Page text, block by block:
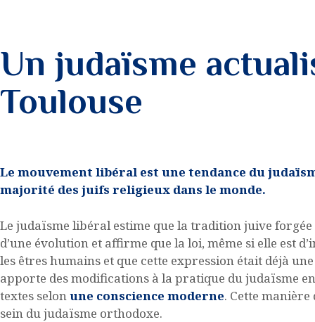
Un judaïsme
Toulouse
Le mouvement libéral est une tendance du
majorité des juifs religieux dans le monde.
Le judaïsme libéral estime que la tradition juive forgée
d’une évolution et affirme que la loi, même si elle est
les êtres humains et que cette expression était déjà
apporte des modifications à la pratique du judaïsme
textes selonune conscience moderne. Cette
sein du judaïsme orthodoxe.